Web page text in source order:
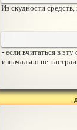
Из скудности
- если вчитаться в
изначально не